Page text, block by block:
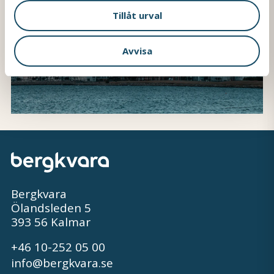
Tillåt urval
Avvisa
Bergkvara
Ölandsleden 5
393 56 Kalmar
+46 10-252 05 00
info@bergkvara.se